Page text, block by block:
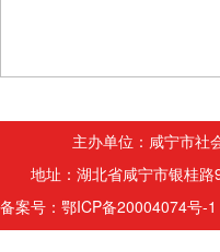
主办单位：咸宁市社
地址：湖北省咸宁市
备案号：鄂ICP备20004074